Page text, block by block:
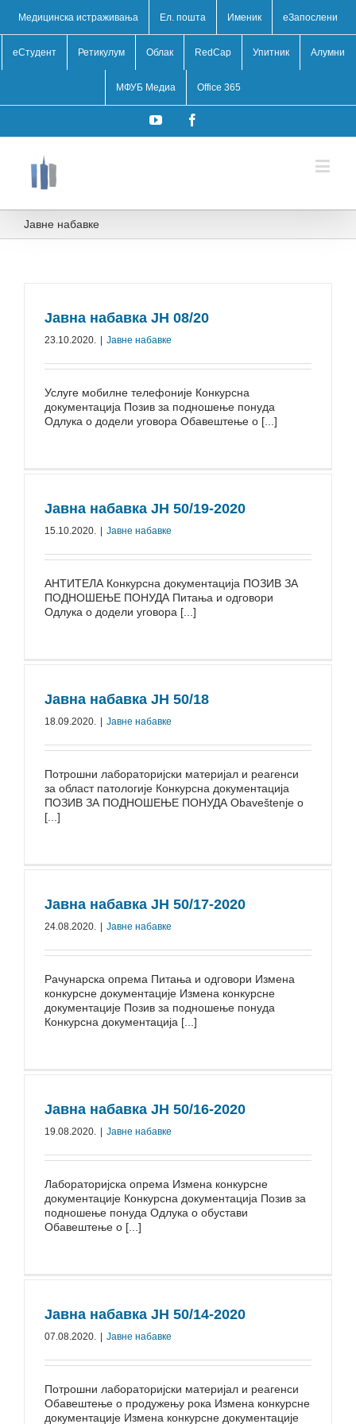
Медицинска истраживања Ел. пошта Именик eЗапослени
еСтудент Ретикулум Облак RedCap Упитник Алумни
МФУБ Медиа Office 365
YouTube
Јавне набавке
Јавна набавка ЈН 08/⁠20
23.10.2020. Јавне набавке
⁠Услуге мобилне телефоније Конкурсна
документација Позив за подношење понуда
Одлука о додели уговора Обавештење о [...]
Јавна набавка ЈН 50/⁠19-2020
15.10.2020. Јавне набавке
⁠АНТИТЕЛА Конкурсна документација ПОЗИВ ЗА
ПОДНОШЕЊЕ ПОНУДА Питања и одговори
Одлука о додели уговора [...]
Јавна набавка ЈН 50/18
18.09.2020. Јавне набавке
Потрошни лабораторијски материјал и реагенси
за област патологије Конкурсна документација
ПОЗИВ ЗА ПОДНОШЕЊЕ ПОНУДА Obaveštenje o
[...]
Јавна набавка ЈН 50/17-2020
24.08.2020. Јавне набавке
Рачунарска опрема Питања и одговори Измена
конкурсне документације Измена конкурсне
документације Позив за подношење понуда
Конкурсна документација [...]
Јавна набавка ЈН 50/16-2020
19.08.2020. Јавне набавке
Лабораторијска опрема Измена конкурсне
документације Конкурсна документација Позив за
подношење понуда Одлука о обустави
Обавештење о [...]
Јавна набавка ЈН 50/⁠14-⁠2020
07.08.2020. Јавне набавке
Потрошни лабораторијски материјал и реагенси
Обавештење о продужењу рока Измена конкурсне
документације Измена конкурсне документације